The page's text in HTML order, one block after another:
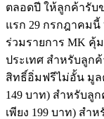
ตลอดปี ให้ลูกค้ารั
แรก 29 กรกฎาคมนี้
ร่วมรายการ MK คุ้
ประเทศ สำหรับลูก
สิทธิ์อิ่มฟรีไม่อั้น มูล
149 บาท) สำหรับลู
เพียง 199 บาท) สำ